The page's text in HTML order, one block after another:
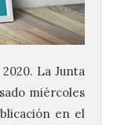
La Junta
miércoles
en el